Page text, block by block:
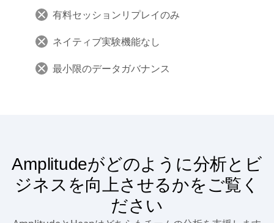
個別の非統合ツール
有料セッションリプレイのみ
ネイティブ実験機能なし
Amplitudeがどのように分析とビ
ジネスを向上させるかをご覧く